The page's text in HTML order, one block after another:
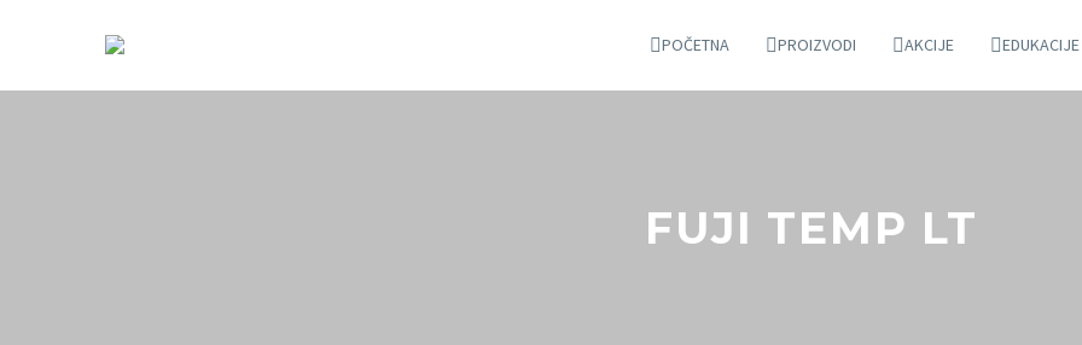
POČETNA PROIZVODI AKCIJE EDUKACIJE
FUJI TEMP LT